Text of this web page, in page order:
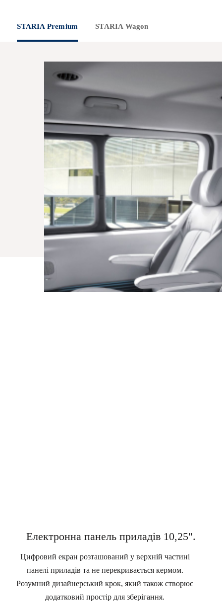
STARIA Premium STARIA Wagon
Електронна панель приладів 10,25".
Цифровий екран розташований у верхній частині
панелі приладів та не перекривається кермом.
Розумний дизайнерський крок, який також створює
додатковий простір для зберігання.